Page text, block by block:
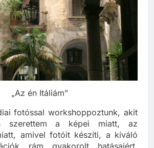
fotóssal workshoppoztunk, akit
szerettem a képei miatt, az
amivel fotóit készíti, a kiváló